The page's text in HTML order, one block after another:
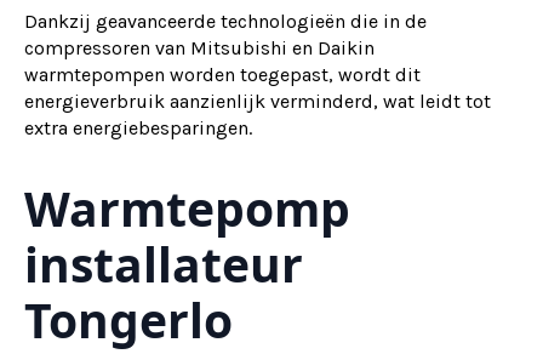
Dankzij geavanceerde technologieën die in de
compressoren van Mitsubishi en Daikin
warmtepompen worden toegepast, wordt dit
energieverbruik aanzienlijk verminderd, wat leidt tot
extra energiebesparingen.
Warmtepomp
installateur
Tongerlo